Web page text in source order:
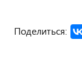
Поделиться: